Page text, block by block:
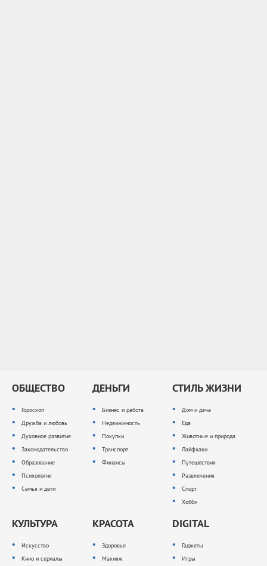
ОБЩЕСТВО
Гороскоп
Дружба и любовь
Духовное развитие
Законодательство
Образование
Психология
Семья и дети
ДЕНЬГИ
Бизнес и работа
Недвижимость
Покупки
Транспорт
Финансы
СТИЛЬ ЖИЗНИ
Дом и дача
Еда
Животные и природа
Лайфхаки
Путешествия
Развлечения
Спорт
Хобби
КУЛЬТУРА
Искусство
Кино и сериалы
КРАСОТА
Здоровье
Макияж
DIGITAL
Гаджеты
Игры